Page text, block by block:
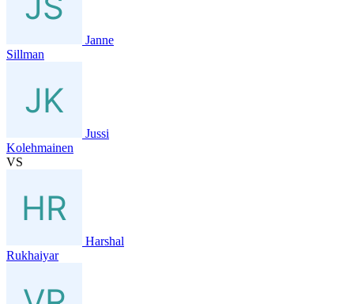
Janne
Sillman
Jussi
Kolehmainen
VS
Harshal
Rukhaiyar